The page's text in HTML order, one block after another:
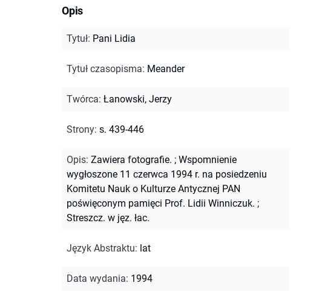
Opis
Tytuł: Pani Lidia
Tytuł czasopisma: Meander
Twórca: Łanowski, Jerzy
Strony: s. 439-446
Opis: Zawiera fotografie. ; Wspomnienie
wygłoszone 11 czerwca 1994 r. na posiedzeniu
Komitetu Nauk o Kulturze Antycznej PAN
poświęconym pamięci Prof. Lidii Winniczuk. ;
Streszcz. w jęz. łac.
Język Abstraktu: lat
Data wydania: 1994